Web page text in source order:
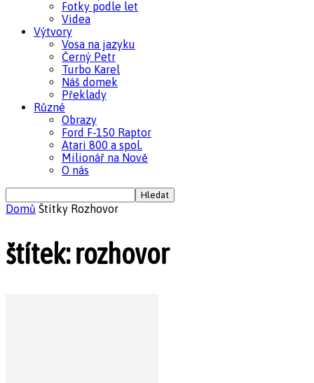
Fotky podle let
Videa
Výtvory
Vosa na jazyku
Černý Petr
Turbo Karel
Náš domek
Překlady
Různé
Obrazy
Ford F-150 Raptor
Atari 800 a spol.
Milionář na Nově
O nás
Domů Štítky Rozhovor
štítek: rozhovor